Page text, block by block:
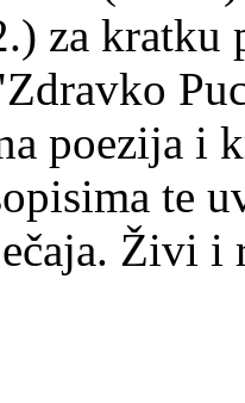
za kratku
poezija i
te
Živi i